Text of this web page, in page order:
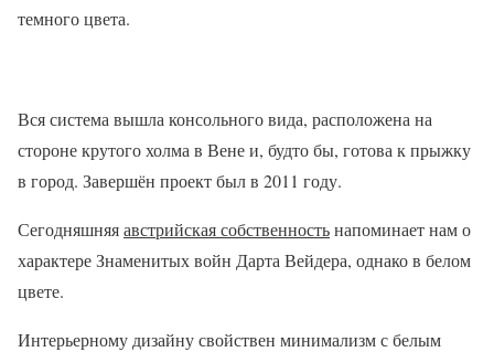
темного цвета.
Вся система вышла консольного вида, расположена на
стороне крутого холма в Вене и, будто бы, готова к прыжку
в город. Завершён проект был в 2011 году.
Сегодняшняяавстрийская собственностьнапоминает нам о
характере Знаменитых войн Дарта Вейдера, однако в белом
цвете.
Интерьерному дизайну свойствен минимализм с белым